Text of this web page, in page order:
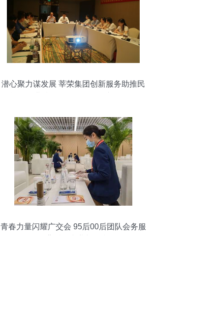
潜心聚力谋发展 莘荣集团创新服务助推民
青春力量闪耀广交会 95后00后团队会务服